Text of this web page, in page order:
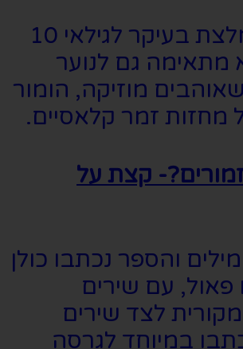
ההצגה מומלצת בעיקר לגילאי 10
מתאימה גם לנוער
מוזיקה, הומור
מחזות זמר קלאסיים.
קצת על
והספר נכתבו כולן
פאול, עם שירים
לצד שירים
במיוחד לגרסה